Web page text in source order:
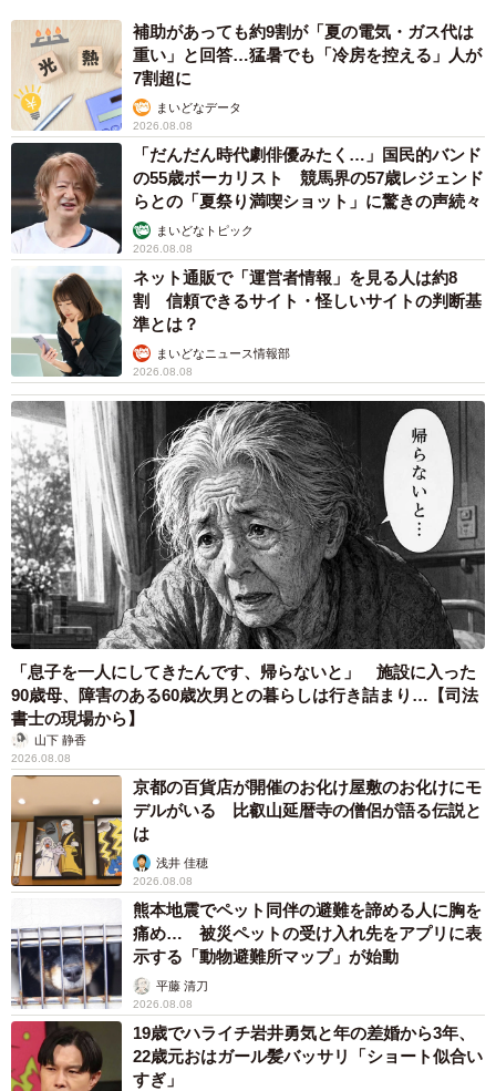
補助があっても約9割が「夏の電気・ガス代は
重い」と回答…猛暑でも「冷房を控える」人が
7割超に
まいどなデータ
2026.08.08
「だんだん時代劇俳優みたく…」国民的バンド
の55歳ボーカリスト 競馬界の57歳レジェンド
らとの「夏祭り満喫ショット」に驚きの声続々
まいどなトピック
2026.08.08
ネット通販で「運営者情報」を見る人は約8
割 信頼できるサイト・怪しいサイトの判断基
準とは？
まいどなニュース情報部
2026.08.08
「息子を一人にしてきたんです、帰らないと」 施設に入った
90歳母、障害のある60歳次男との暮らしは行き詰まり…【司法
書士の現場から】
山下 静香
2026.08.08
京都の百貨店が開催のお化け屋敷のお化けにモ
デルがいる 比叡山延暦寺の僧侶が語る伝説と
は
浅井 佳穂
2026.08.08
熊本地震でペット同伴の避難を諦める人に胸を
痛め… 被災ペットの受け入れ先をアプリに表
示する「動物避難所マップ」が始動
平藤 清刀
2026.08.08
19歳でハライチ岩井勇気と年の差婚から3年、
22歳元おはガール髪バッサリ「ショート似合い
すぎ」